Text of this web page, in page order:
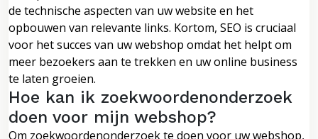
de technische aspecten van uw website en het
opbouwen van relevante links. Kortom, SEO is cruciaal
voor het succes van uw webshop omdat het helpt om
meer bezoekers aan te trekken en uw online business
te laten groeien.
Hoe kan ik zoekwoordenonderzoek
doen voor mijn webshop?
Om zoekwoordenonderzoek te doen voor uw webshop,